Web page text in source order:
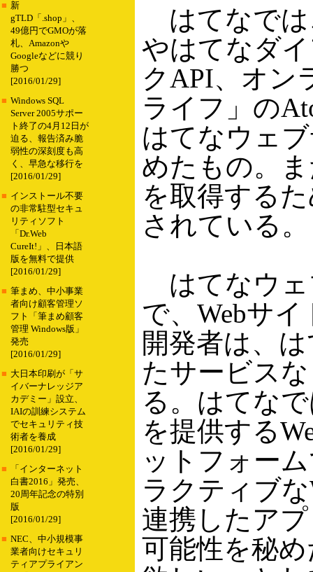
■ 新
gTLD「.shop」、
49億円でGMOが落
札、Amazonや
Googleなどに競り
勝つ
[2016/01/29]
■ Windows SQL
Server 2005サポー
ト終了の4月12日が
迫る、報告済み脆
弱性の深刻度も高
く、早急な移行を
[2016/01/29]
■ インストール不要
の非常駐型セキュ
リティソフト
「Dr.Web
CureIt!」、日本語
版を無料で提供
[2016/01/29]
■ 筆まめ、中小事業
者向け顧客管理ソ
フト「筆まめ顧客
管理 Windows版」
発売
[2016/01/29]
■ 大日本印刷が「サ
イバーナレッジア
カデミー」設立、
IAIの訓練システム
でセキュリティ技
術者を養成
[2016/01/29]
■
「インターネット
白書2016」発売、
20周年記念の特別
版
[2016/01/29]
■ NEC、中小規模事
業者向けセキュリ
ティアプライアン
はてなでは
やはてなダ
クAPI、オン
ライフ」の
はてなウェ
めたもの。
を取得する
されている。
はてなウェ
で、Webサ
開発者は、
たサービス
る。はてな
を提供する
ットフォー
ラクティブ
連携したア
可能性を秘